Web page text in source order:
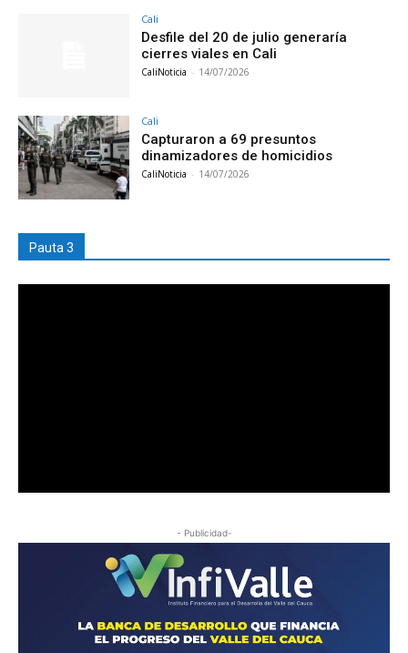
Cali
Desfile del 20 de julio generaría
cierres viales en Cali
CaliNoticia - 14/07/2026
Cali
Capturaron a 69 presuntos
dinamizadores de homicidios
CaliNoticia - 14/07/2026
Pauta 3
- Publicidad-